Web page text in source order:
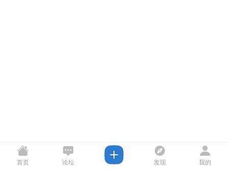
首页 论坛 发现 我的